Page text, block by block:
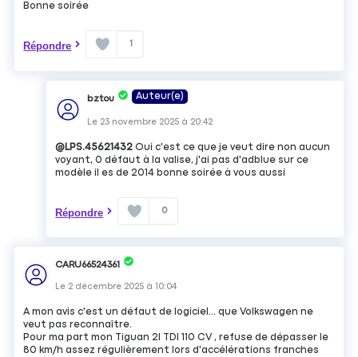
Bonne soirée
Répondre 1
bztou Auteur(e)
Le 23 novembre 2025 à 20:42
@LPS.45621432Oui c'est ce que je veut dire non aucun
voyant, 0 défaut à la valise, j'ai pas d'adblue sur ce
modèle il es de 2014 bonne soirée à vous aussi
Répondre 0
CARU66524361
Le 2 décembre 2025 à10:04
A mon avis c'est un défaut de logiciel... que Volkswagen ne
veut pas reconnaître.
Pour ma part mon Tiguan 2l TDI 110 CV , refuse de dépasser le
80 km/h assez régulièrement lors d'accélérations franches